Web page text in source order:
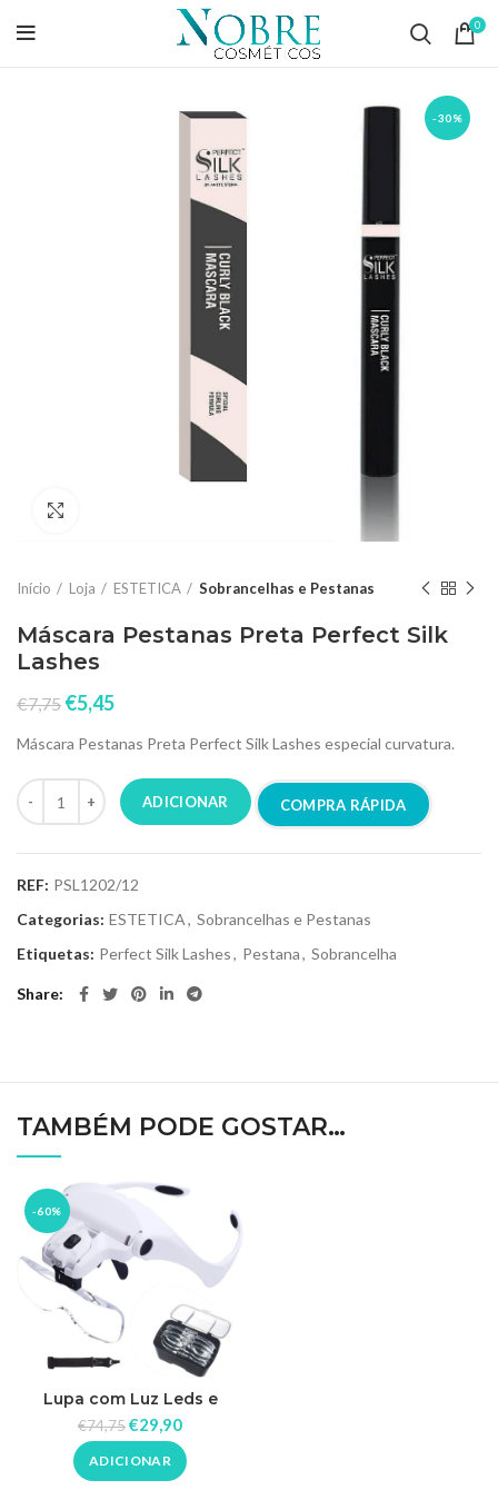
0
-30%
Início Loja ESTETICA Sobrancelhas e Pestanas
Máscara Pestanas Preta Perfect Silk
Lashes
€7,75 €5,45
Máscara Pestanas Preta Perfect Silk Lashes especial curvatura.
ADICIONAR COMPRA RÁPIDA
REF: PSL1202/12
Categorias: ESTETICA, Sobrancelhas e Pestanas
Etiquetas: Perfect Silk Lashes, Pestana, Sobrancelha
Share
TAMBÉM PODE GOSTAR…
-60%
Lupa com Luz Leds e
Lentes de Aumento
€74,75€29,90
ADICIONAR